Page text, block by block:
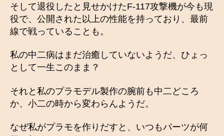
そして退役したと見せかけたF-117攻撃機が今も現
役で、公開された以上の性能を持っており、最前
線で戦っていることも。
私の中二病はまだ治癒していないようだ、ひょっ
として一生このまま？
それと私のプラモデル製作の腕前も中二どころ
か、小二の時から変わらんようだ。
なぜ私がプラモを作りだすと、いつもパーツが何